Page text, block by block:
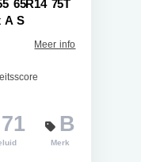
65R14 75T
A S
Meer info
71 B
Merk